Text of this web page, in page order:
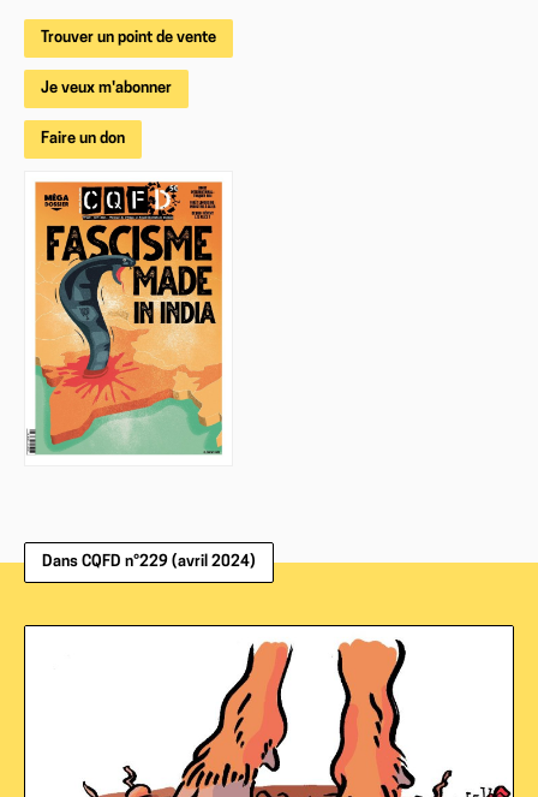
Trouver un point de vente
Je veux m'abonner
Faire un don
Dans CQFD n°229 (avril 2024)